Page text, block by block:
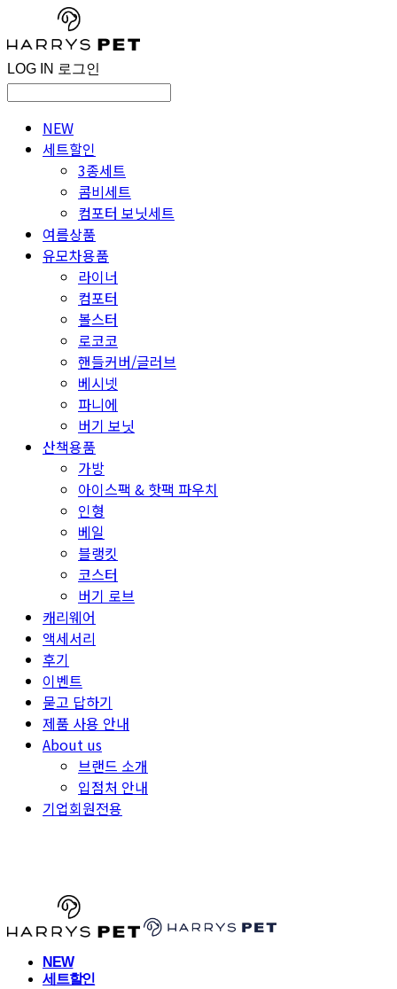
LOG IN 로그인
NEW
세트할인
3종세트
콤비세트
컴포터 보닛세트
여름상품
유모차용품
라이너
컴포터
볼스터
로코코
핸들커버/글러브
베시넷
파니에
버기 보닛
산책용품
가방
아이스팩 & 핫팩 파우치
인형
베일
블랭킷
코스터
버기 로브
캐리웨어
액세서리
후기
이벤트
묻고 답하기
제품 사용 안내
About us
브랜드 소개
입점처 안내
기업회원전용
NEW
세트할인